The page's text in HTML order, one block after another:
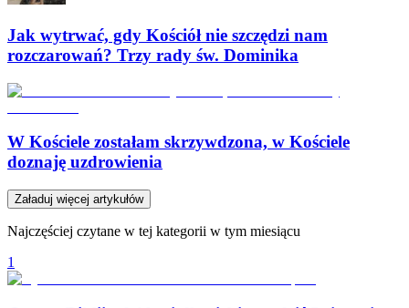
Jak wytrwać, gdy Kościół nie szczędzi nam
rozczarowań? Trzy rady św. Dominika
W Kościele zostałam skrzywdzona, w Kościele
doznaję uzdrowienia
Załaduj więcej artykułów
Najczęściej czytane w tej kategorii w tym miesiącu
1